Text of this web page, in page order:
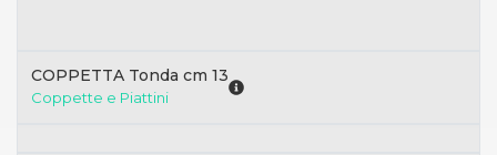
COPPETTA Tonda cm 13
Coppette e Piattini